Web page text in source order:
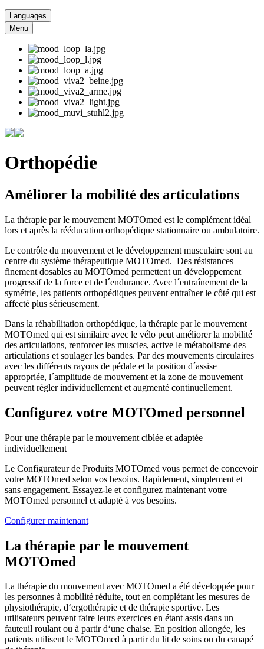
Languages
Menu
Orthopédie
Améliorer la mobilité des articulations
La thérapie par le mouvement MOTOmed est le complément idéal
lors et après la rééducation orthopédique stationnaire ou ambulatoire.
Le contrôle du mouvement et le développement musculaire sont au
centre du système thérapeutique MOTOmed. Des résistances
finement dosables au MOTOmed permettent un développement
progressif de la force et de l´endurance. Avec l´entraînement de la
symétrie, les patients orthopédiques peuvent entraîner le côté qui est
affecté plus sérieusement.
Dans la réhabilitation orthopédique, la thérapie par le mouvement
MOTOmed qui est similaire avec le vélo peut améliorer la mobilité
des articulations, renforcer les muscles, active le métabolisme des
articulations et soulager les bandes. Par des mouvements circulaires
avec les différents rayons de pédale et la position d´assise
appropriée, l´amplitude de mouvement et la zone de mouvement
peuvent régler individuellement et augmenté continuellement.
Configurez votre MOTOmed personnel
Pour une thérapie par le mouvement ciblée et adaptée
individuellement
Le Configurateur de Produits MOTOmed vous permet de concevoir
votre MOTOmed selon vos besoins. Rapidement, simplement et
sans engagement. Essayez-le et configurez maintenant votre
MOTOmed personnel et adapté à vos besoins.
Configurer maintenant
La thérapie par le mouvement
MOTOmed
La thérapie du mouvement avec MOTOmed a été développée pour
les personnes à mobilité réduite, tout en complétant les mesures de
physiothérapie, d‘ergothérapie et de thérapie sportive. Les
utilisateurs peuvent faire leurs exercices en étant assis dans un
fauteuil roulant ou à partir d‘une chaise. En position allongée, les
patients utilisent le MOTOmed à partir du lit de soins ou du canapé